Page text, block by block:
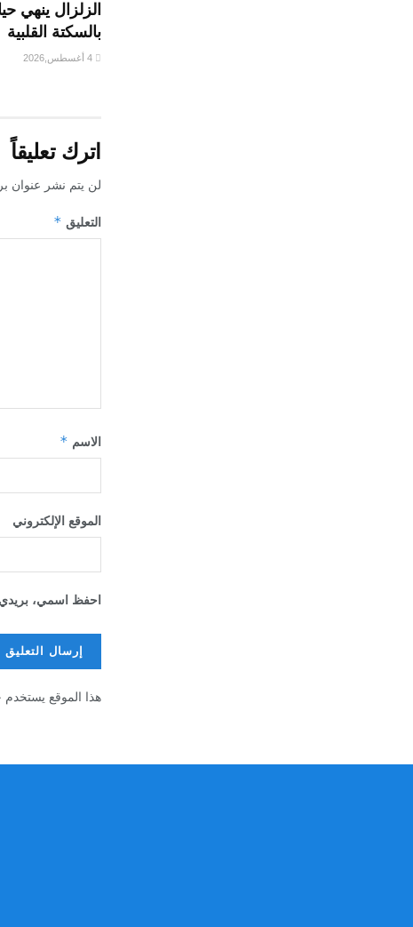
الزلزال ينهي
بالسكتة القلبية
اترك تعليقاً
لن يتم نشر عنوان
التعليق *
الاسم *
الموقع الإلكتروني
احفظ اسمي، بريدي
هذا الموقع